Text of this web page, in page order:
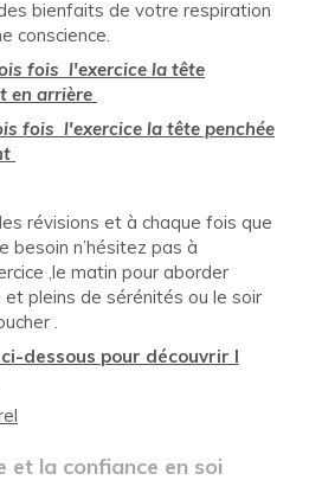
bienfaits de votre respiration
conscience.
fois l'exercice la tête
en arrière
fois l'exercice la tête penchée
révisions et à chaque fois que
besoin n’hésitez pas à
,le matin pour aborder
pleins de sérénités ou le soir
.
dessous pour découvrir l
et la confiance en soi